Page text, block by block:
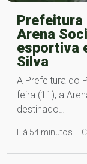
Prefeitura
Arena
esportiva
Silva
A Prefeitura do
feira (11), a
destinado…
Há 54 minutos –